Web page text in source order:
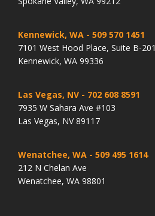
Kennewick, WA - 509 570 1451
7101 West Hood Place, Suite B-201
Kennewick, WA 99336
Las Vegas, NV - 702 608 8591
7935 W Sahara Ave #103
Las Vegas, NV 89117
Wenatchee, WA - 509 495 1614
212 N Chelan Ave
Wenatchee, WA 98801